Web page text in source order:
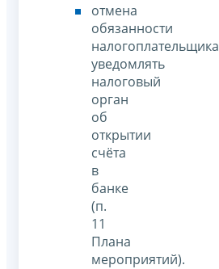
отмена
обязанности
налогоплательщика
уведомлять
налоговый
орган
об
открытии
счёта
в
банке
(п.
11
Плана
мероприятий).